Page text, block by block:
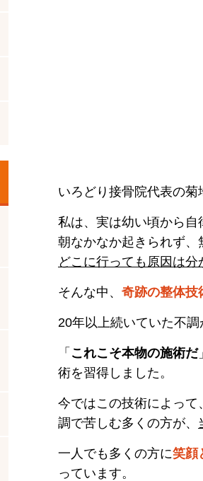
いろどり接骨院代表の菊
私は、実は幼い頃から
朝なかなか起きられず
どこに行っても原因は
そんな中、 奇跡の整体技
20年以上続いていた不
「 これこそ本物の施術だ
術を習得しました。
今ではこの技術によっ
調で苦しむ多くの方が、
一人でも多くの方に笑顔
っています。